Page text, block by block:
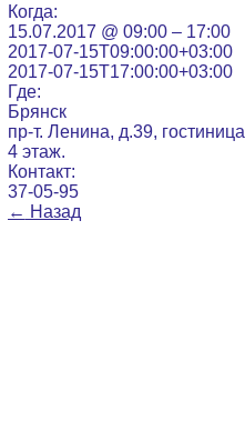
Когда:
15.07.2017 @ 09:00 – 17:00
2017-07-15T09:00:00+03:00
2017-07-15T17:00:00+03:00
Где:
Брянск
пр-т. Ленина, д.39,
4 этаж.
Контакт:
37-05-95
← Назад